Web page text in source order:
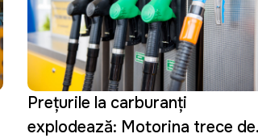
Prețurile la carburanți
explodează: Motorina trece de